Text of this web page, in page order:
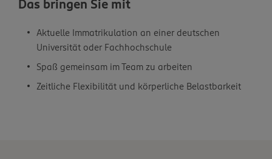
Das bringen Sie mit
Aktuelle Immatrikulation an einer deutschen
Universität oder Fachhochschule
Spaß gemeinsam im Team zu arbeiten
Zeitliche Flexibilität und körperliche Belastbarkeit